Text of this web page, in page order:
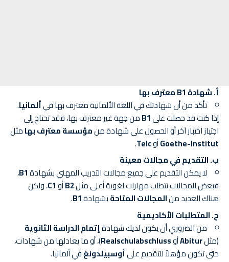
أ. شهادة B1 معترف بها
تأكد من أن شهادتك في اللغة الألمانية معترف بها فيألمانيا.
إذا كنت قد حصلت علىB1من جهة غير معترف بها، فقد تحتاج إلى
اجتياز اختبار آخر أو الحصول على شهادة منمؤسسة معترف بهامثل
Goethe-InstitutأوTelc
.
ب. التقديم في مجالات معينة
لا يمكن التقديم على جميع مجالات التدريب المهني بشهادةB1،
فبعض المجالات تتطلب مهارات لغوية أعلى مثلB2أوC1، ولكن
هناك العديد منالمجالات المتاحةبشهادةB1
.
ج. المتطلبات الأكاديمية
من الضروري أن يكون لديك شهادةإتمام الدراسة الثانوية
(مثلAbiturأوRealschulabschluss)، أو ما يعادلها من شهادات،
حتى تكون مؤهلاً للتقديم علىأوسبيلدونغفي ألمانيا.